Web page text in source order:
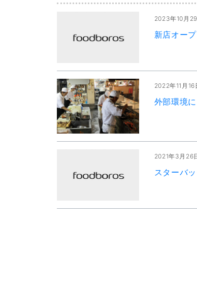
2023年10月
新店オー
2022年11月16
外部環境
2021年3月26
スターバ